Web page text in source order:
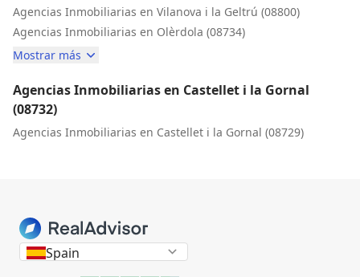
Agencias Inmobiliarias en Vilanova i la Geltrú (08800)
Agencias Inmobiliarias en Olèrdola (08734)
Mostrar más
Agencias Inmobiliarias en Castellet i la Gornal
(08732)
Agencias Inmobiliarias en Castellet i la Gornal (08729)
Spain